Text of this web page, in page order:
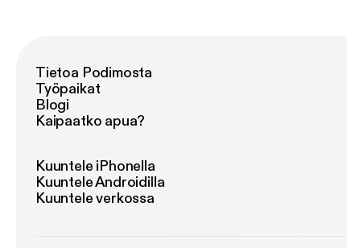
Tietoa Podimosta
Työpaikat
Blogi
Kaipaatko apua?
Kuuntele iPhonella
Kuuntele Androidilla
Kuuntele verkossa